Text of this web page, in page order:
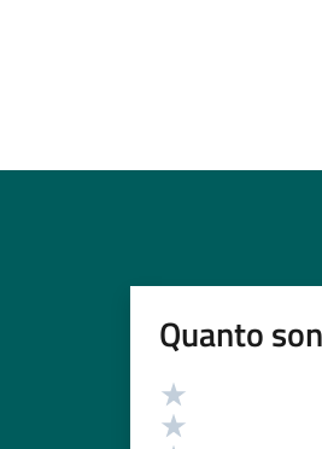
Quanto
Valutazione